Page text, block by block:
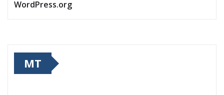
WordPress.org
MT